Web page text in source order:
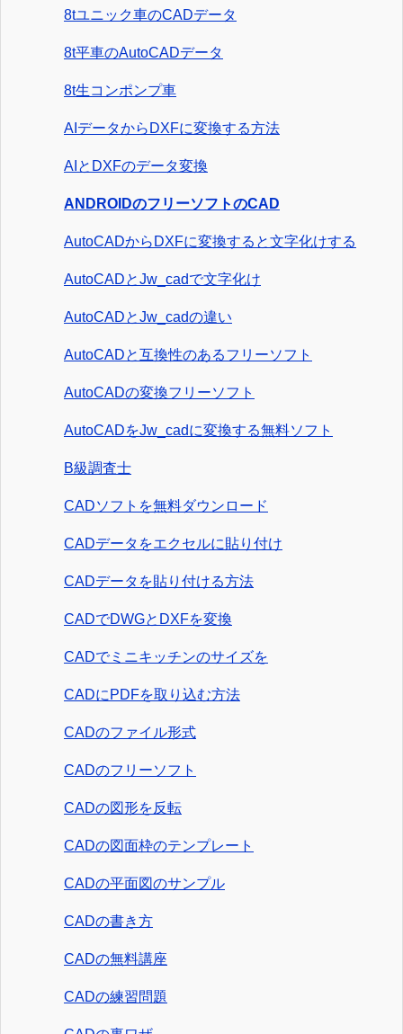
8tユニック車のCADデータ
8t平車のAutoCADデータ
8t生コンポンプ車
AIデータからDXFに変換する方法
AIとDXFのデータ変換
ANDROIDのフリーソフトのCAD
AutoCADからDXFに変換すると文字化けする
AutoCADとJw_cadで文字化け
AutoCADとJw_cadの違い
AutoCADと互換性のあるフリーソフト
AutoCADの変換フリーソフト
AutoCADをJw_cadに変換する無料ソフト
B級調査士
CADソフトを無料ダウンロード
CADデータをエクセルに貼り付け
CADデータを貼り付ける方法
CADでDWGとDXFを変換
CADでミニキッチンのサイズを
CADにPDFを取り込む方法
CADのファイル形式
CADのフリーソフト
CADの図形を反転
CADの図面枠のテンプレート
CADの平面図のサンプル
CADの書き方
CADの無料講座
CADの練習問題